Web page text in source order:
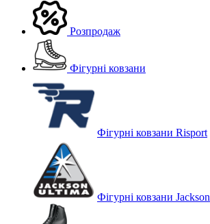
Розпродаж
Фігурні ковзани
Фігурні ковзани Risport
Фігурні ковзани Jackson